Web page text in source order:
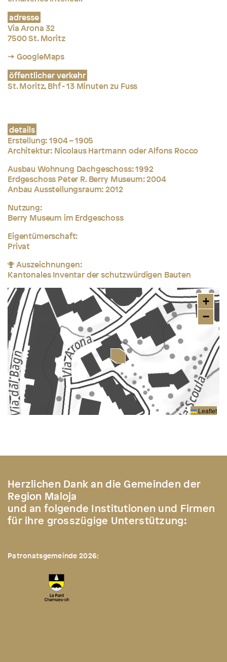
adresse
Via Arona 32
7500 St. Moritz
→ GoogleMaps
öffentlicher verkehr
St. Moritz, Bhf - 13 Minuten zu Fuss
details
Erstellung: 1904 – 1905
Architektur: Nicolaus Hartmann oder Alfons Rocco
Ausbau Wohnung Dachgeschoss: 1992
Erdgeschoss Peter R. Berry Museum: 2004
Anbau Ausstellungsraum: 2012
Nutzung:
Berry Museum im Erdgeschoss
Eigentümerschaft:
Privat
Auszeichnungen:
Kantonales Inventar der schutzwürdigen Bauten
+
−
Leaflet
Herzlichen Dank an die Gemeinden der
Region Maloja
und an folgende Institutionen und Firmen
für ihre grosszügige Unterstützung:
Patronatsgemeinde 2026: